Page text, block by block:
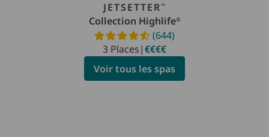
JETSETTER™
Collection Highlife®
Read reviews
(644)
3 Places |€€€€
Voir tous les spas